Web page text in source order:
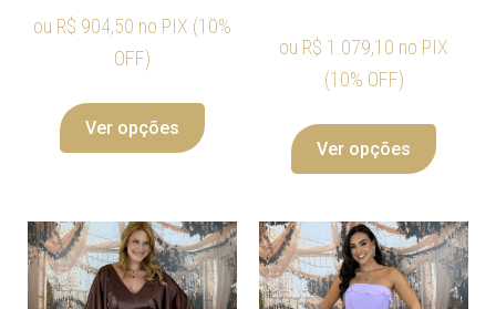
ou R$ 904,50 no PIX (10%
OFF)
Ver opções
ou R$ 1.079,10 no PIX
(10% OFF)
Ver opções